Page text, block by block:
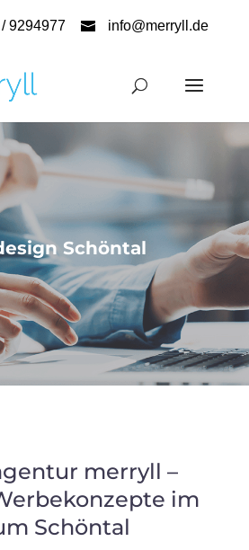
9294977 info@merryll.de
Schöntal
merryll –
im
Schöntal